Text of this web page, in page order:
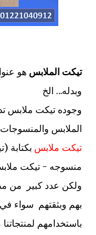
تيكت الملابس هو
وبدله... الخ
وجوده تيكت ملابس
الملابس
تيكت ملابس بكتابة
منسوجه - تيكت
ولكن عدد كبير من
بهم وبثقتهم سواء في
باستخدامهم